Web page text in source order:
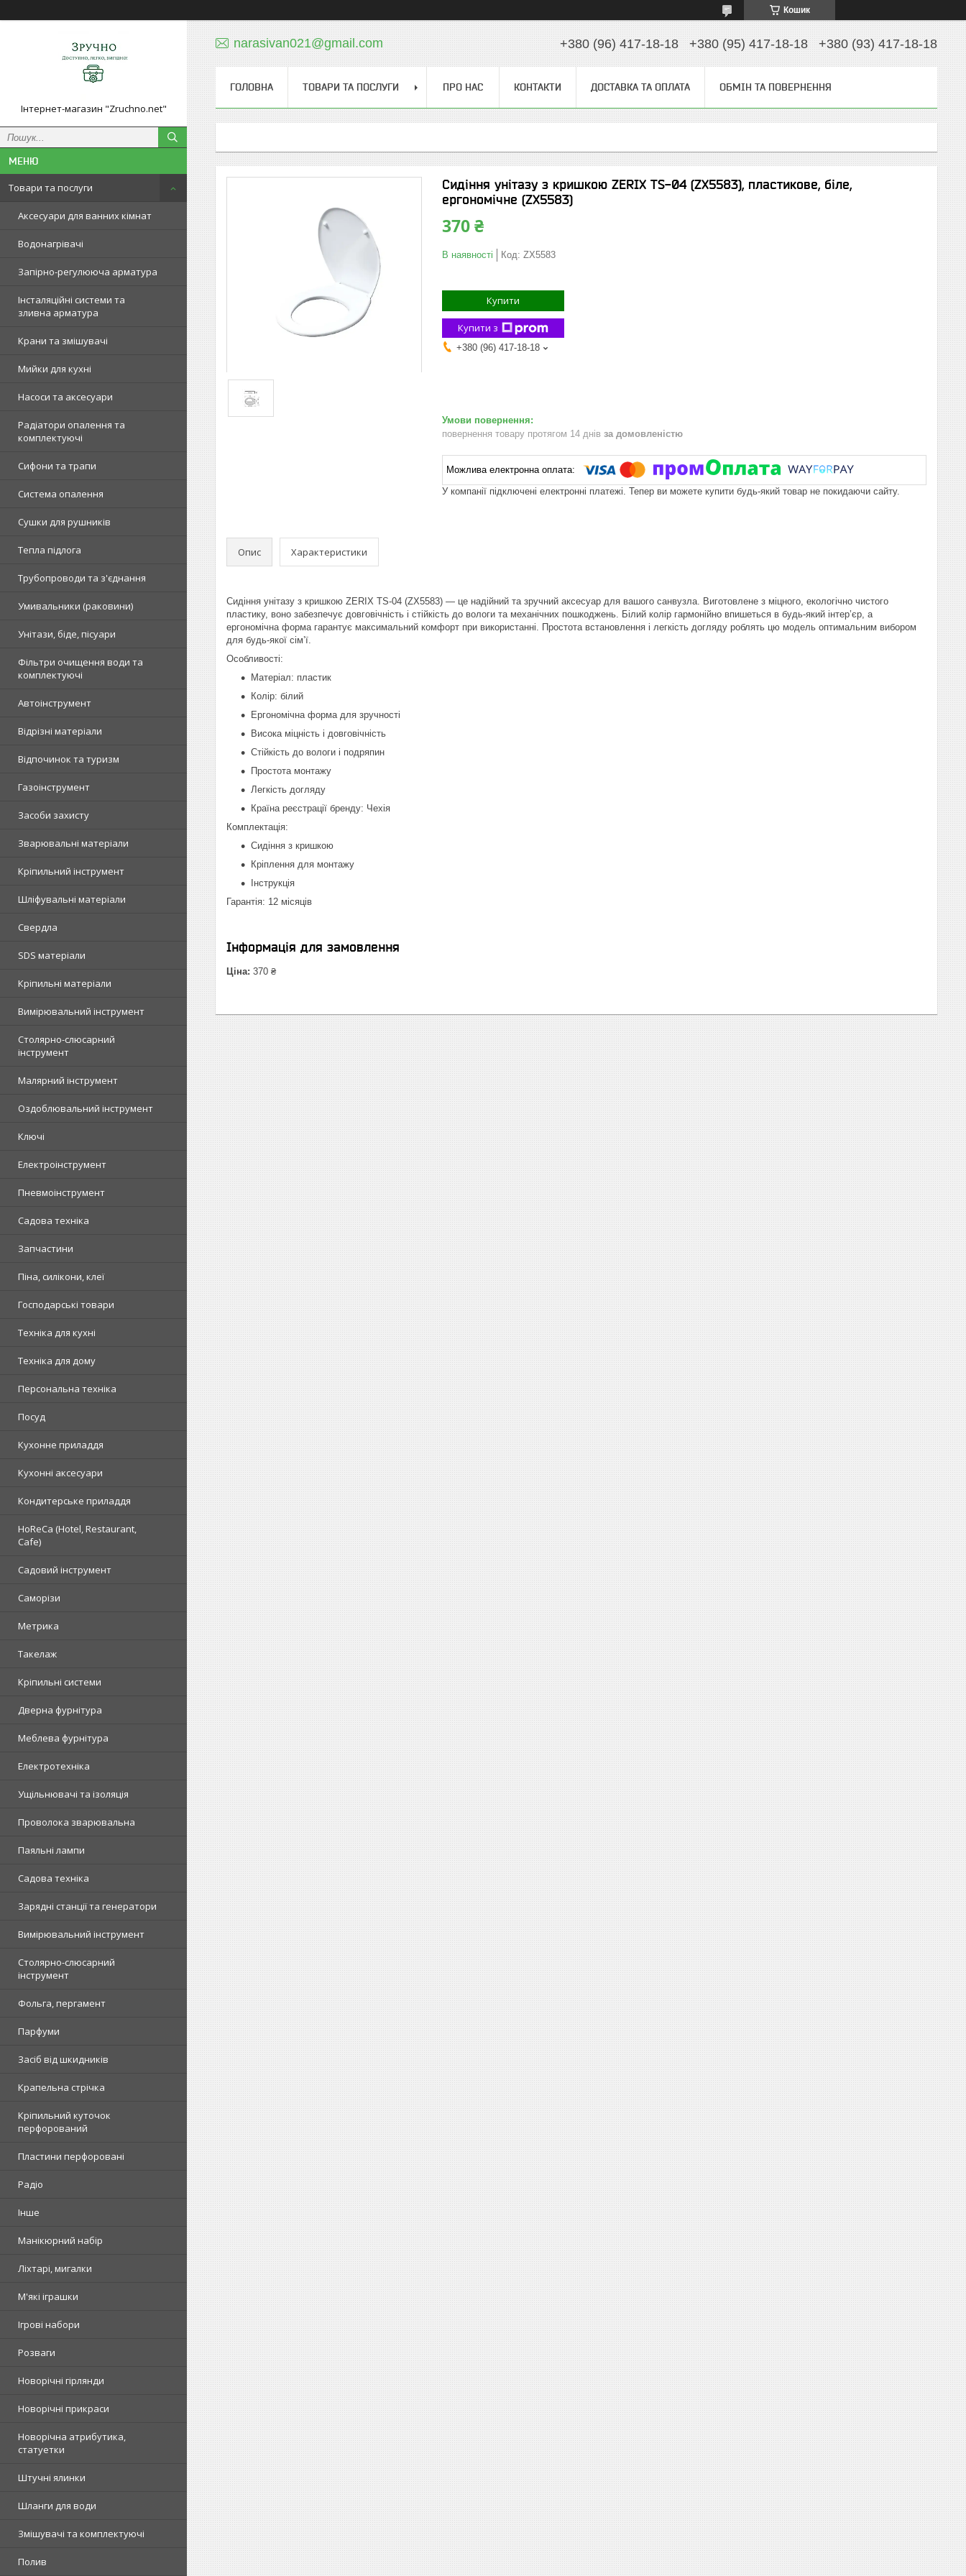
Кошик
Інтернет-магазин "Zruchno.net"
Товари та послуги
Аксесуари для ванних кімнат
Водонагрівачі
Запірно-регулююча арматура
Інсталяційні системи та
зливна арматура
Крани та змішувачі
Мийки для кухні
Насоси та аксесуари
Радіатори опалення та
комплектуючі
Сифони та трапи
Система опалення
Сушки для рушників
Тепла підлога
Трубопроводи та з'єднання
Умивальники (раковини)
Унітази, біде, пісуари
Фільтри очищення води та
комплектуючі
Автоінструмент
Відрізні матеріали
Відпочинок та туризм
Газоінструмент
Засоби захисту
Зварювальні матеріали
Кріпильний інструмент
Шліфувальні матеріали
Свердла
SDS матеріали
Кріпильні матеріали
Вимірювальний інструмент
Столярно-слюсарний
інструмент
Малярний інструмент
Оздоблювальний інструмент
Ключі
Електроінструмент
Пневмоінструмент
Садова техніка
Запчастини
Піна, силікони, клеї
Господарські товари
Техніка для кухні
Техніка для дому
Персональна техніка
Посуд
Кухонне приладдя
Кухонні аксесуари
Кондитерське приладдя
HoReCa (Hotel, Restaurant,
Cafe)
Садовий інструмент
Саморізи
Метрика
Такелаж
Кріпильні системи
Дверна фурнітура
Меблева фурнітура
Електротехніка
Ущільнювачі та ізоляція
Проволока зварювальна
Паяльні лампи
Садова техніка
Зарядні станції та генератори
Вимірювальний інструмент
Столярно-слюсарний
інструмент
Фольга, пергамент
Парфуми
Засіб від шкидників
Крапельна стрічка
Кріпильний куточок
перфорований
Пластини перфоровані
Радіо
Інше
Манікюрний набір
Ліхтарі, мигалки
М'які іграшки
Ігрові набори
Розваги
Новорічні гірлянди
Новорічні прикраси
Новорічна атрибутика,
статуетки
Штучні ялинки
Шланги для води
Змішувачі та комплектуючі
Полив
narasivan021@gmail.com +380 (96) 417-18-18 +380 (95) 417-18-18 +380 (93) 417-18-18
ГОЛОВНА ТОВАРИ ТА ПОСЛУГИ ПРО НАС КОНТАКТИ ДОСТАВКА ТА ОПЛАТА ОБМІН ТА ПОВЕРНЕННЯ
Сидіння унітазу з кришкою ZERIX TS-04 (ZX5583), пластикове, біле,
ергономічне (ZX5583)
370 ₴
В наявності Код: ZX5583
Купити
Купити з
+380 (96) 417-18-18
повернення товару протягом 14 днів за домовленістю
У компанії підключені електронні платежі. Тепер ви можете купити будь-який товар не покидаючи сайту.
Опис Характеристики
Сидіння унітазу з кришкою ZERIX TS-04 (ZX5583) — це надійний та зручний аксесуар для вашого санвузла. Виготовлене з міцного, екологічно чистого
пластику, воно забезпечує довговічність і стійкість до вологи та механічних пошкоджень. Білий колір гармонійно впишеться в будь-який інтер’єр, а
ергономічна форма гарантує максимальний комфорт при використанні. Простота встановлення і легкість догляду роблять цю модель оптимальним вибором
для будь-якої сім’ї.
Особливості:
Матеріал: пластик
Колір: білий
Ергономічна форма для зручності
Висока міцність і довговічність
Стійкість до вологи і подряпин
Простота монтажу
Легкість догляду
Країна реєстрації бренду: Чехія
Комплектація:
Сидіння з кришкою
Кріплення для монтажу
Інструкція
Гарантія: 12 місяців
Інформація для замовлення
Ціна: 370 ₴